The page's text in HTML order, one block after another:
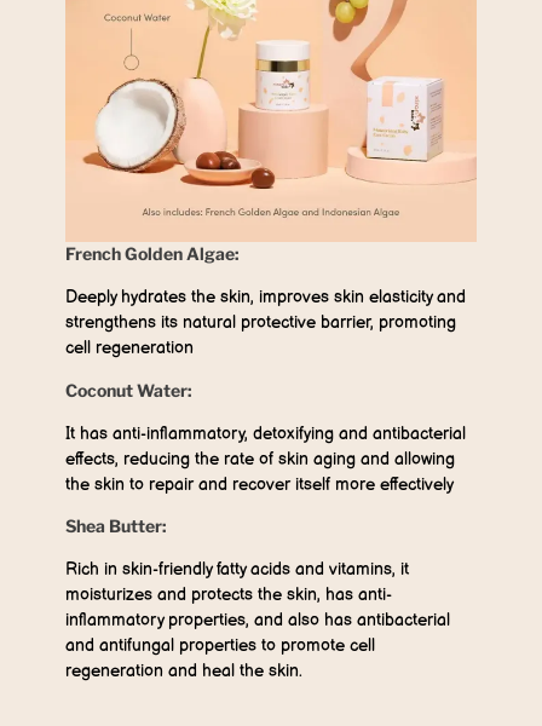
French Golden Algae:
Deeply hydrates the skin, improves skin elasticity and
strengthens its natural protective barrier, promoting
cell regeneration
Coconut Water:
It has anti-inflammatory, detoxifying and antibacterial
effects, reducing the rate of skin aging and allowing
the skin to repair and recover itself more effectively
Shea Butter:
Rich in skin-friendly fatty acids and vitamins, it
moisturizes and protects the skin, has anti-
inflammatory properties, and also has antibacterial
and antifungal properties to promote cell
regeneration and heal the skin.